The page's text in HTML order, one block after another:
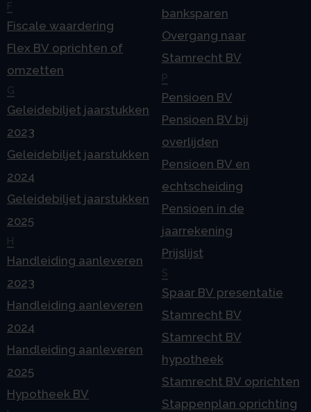
F
Fiscale waardering
Flex BV oprichten of
omzetten
G
Geleidebiljet jaarstukken
2023
Geleidebiljet jaarstukken
2024
Geleidebiljet jaarstukken
2025
H
Handleiding aanleveren
2023
Handleiding aanleveren
2024
Handleiding aanleveren
2025
Hypotheek BV
banksparen
Overgang naar
Stamrecht BV
P
Pensioen BV
Pensioen BV bij
overlijden
Pensioen BV en
echtscheiding
Pensioen in de
jaarrekening
Prijslijst
S
Spaar BV presentatie
Stamrecht BV
Stamrecht BV
hypotheek
Stamrecht BV oprichten
Stappenplan oprichting